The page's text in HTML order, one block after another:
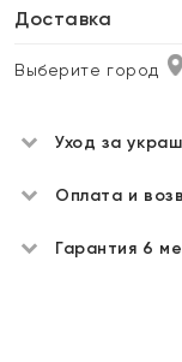
Доставка
Выберите город
Уход за
Оплата и
Гарантия 6